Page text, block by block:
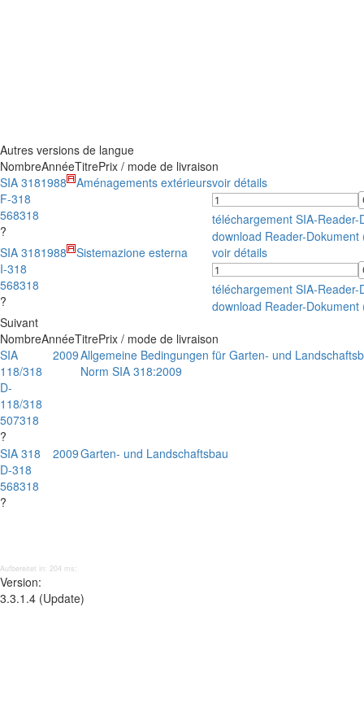
Autres versions de langue
NombreAnnéeTitrePrix / mode de livraison
SIA 318
F-318
568318
?
1988 Aménagements extérieursvoir détails
téléchargement SIA-Reader-
download Reader-Dokument
SIA 318
I-318
568318
?
1988 Sistemazione esterna voir détails
téléchargement SIA-Reader-
download Reader-Dokument
Suivant
NombreAnnéeTitrePrix / mode de livraison
SIA
118/318
D-
118/318
507318
?
2009Allgemeine Bedingungen für Garten- und
Norm SIA 318:2009
SIA 318
D-318
568318
?
2009Garten- und Landschaftsbau
Aufbereitet in: 204 ms;
Version:
3.3.1.4 (Update)